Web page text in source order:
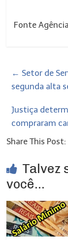
Fonte
← Setor de
segunda alta
Justiça
compraram
Share This Post:
Talvez
você...